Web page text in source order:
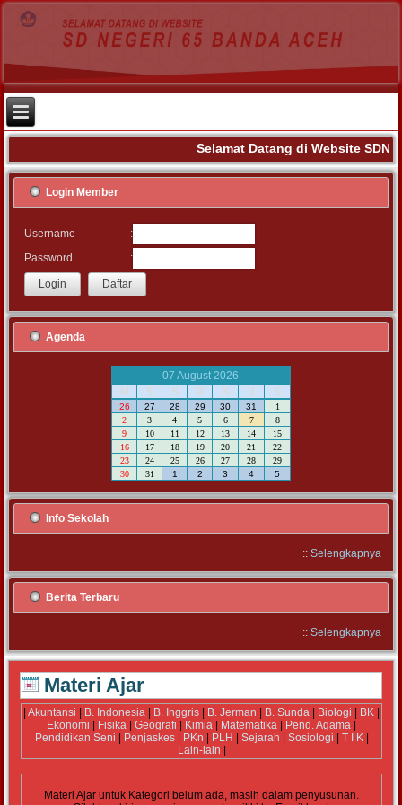
Selamat Datang di Website SDN
Login Member
Username
:
Password
:
Agenda
07 August 2026
M
S S R K J S
26 27 28 29 30 31
1
2
3 4 5 6 7
8
9
10 11 12 13 14
15
16
17 18 19 20 21
22
23
24 25 26 27 28
29
30
31 1 2 3 4 5
Info Sekolah
:: Selengkapnya
Berita Terbaru
:: Selengkapnya
Materi Ajar
|Akuntansi B. Indonesia B. Inggris B. Jerman B. Sunda Biologi BK
Ekonomi
Fisika |Geografi Kimia Matematika Pend. Agama
Pendidikan Seni
Penjaskes| PKn PLH Sejarah Sosiologi T I K|
Lain-lain
Materi Ajar untuk Kategori belum ada, masih dalam penyusunan.